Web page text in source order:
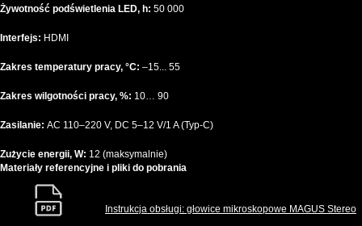
Żywotność podświetlenia LED, h: 50 000
Interfejs: HDMI
Zakres temperatury pracy, °C: –15... 55
Zakres wilgotności pracy, %: 10… 90
Zasilanie: AC 110–220 V, DC 5–12 V/1 A (Typ-C)
Zużycie energii, W: 12 (maksymalnie)
Materiały referencyjne i pliki do pobrania
Instrukcja obsługi: głowice mikroskopowe MAGUS Stereo